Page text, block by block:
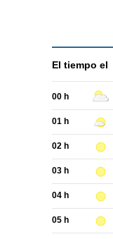
El tiempo el
00 h
01 h
02 h
03 h
04 h
05 h